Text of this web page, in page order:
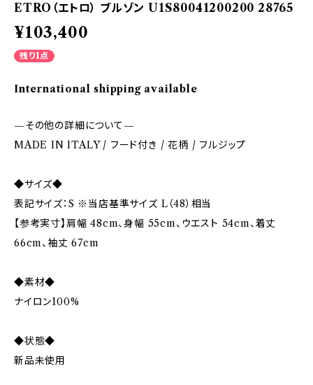
ETRO（エトロ） ブルゾン U1S80041200200 28765
¥103,400
残り1点
International shipping available
—その他の詳細について—
MADE IN ITALY / フード付き / 花柄 / フルジップ
◆サイズ◆
表記サイズ：S ※当店基準サイズ L（48）相当
【参考実寸】肩幅 48cm、身幅 55cm、ウエスト 54cm、着丈
66cm、袖丈 67cm
◆素材◆
ナイロン100%
◆状態◆
新品未使用